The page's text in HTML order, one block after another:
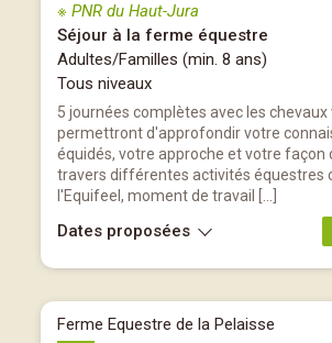
※ PNR du Haut-Jura
Séjour à la ferme équestre
Adultes/Familles (min. 8 ans)
Tous niveaux
5 journées complètes avec les chevaux
permettront d'approfondir votre
équidés, votre approche et votre façon
travers différentes activités équestres
l'Equifeel, moment de travail […]
Dates proposées
Ferme Equestre de la Pelaisse